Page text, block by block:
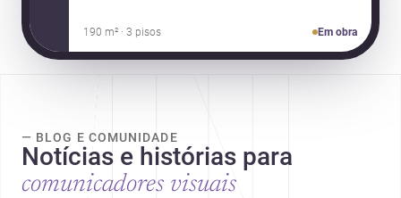
190 m² · 3 pisos Em obra
— BLOG E COMUNIDADE
Notícias e histórias para
comunicadores visuais